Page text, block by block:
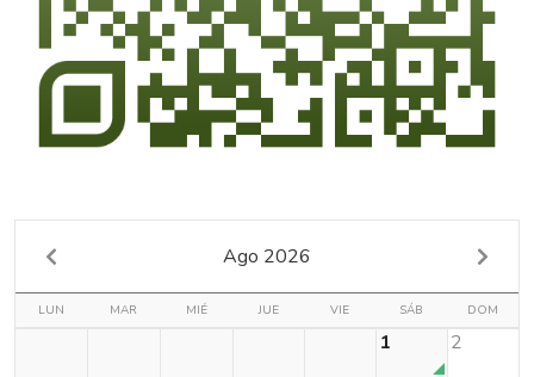
Ago 2026
LUN MAR MIÉ JUE VIE SÁB DOM
1
2